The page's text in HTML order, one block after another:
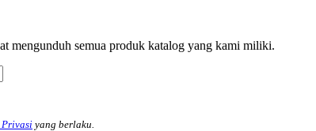
mengunduh semua produk katalog yang kami miliki.
yang berlaku.